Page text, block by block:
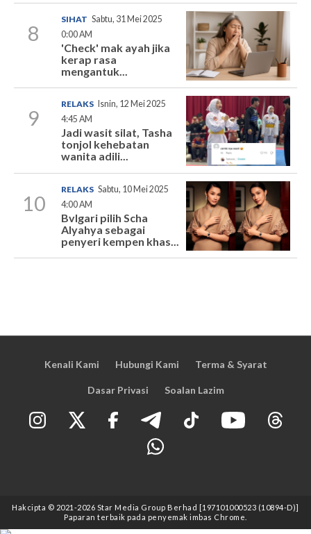
8
SIHAT Sabtu, 31 Mei 2025
0:00 AM
'Check' mak ayah jika
kerap rasa
mengantuk...
9
RELAKS
Isnin, 12 Mei 2025
4:45 AM
Jadi wasit silat, Tasha
tonjol kehebatan
wanita adili...
10
RELAKS Sabtu, 10 Mei 2025
4:00 AM
Bvlgari pilih Scha
Alyahya sebagai
penyeri kempen khas...
Kenali Kami Hubungi Kami Terma & Syarat
Dasar Privasi Soalan Lazim
Hakcipta © 2021 -2026 Star Media Group Berhad [197101000523 (10894-D)]
Paparan terbaik pada penyemak imbas Chrome.